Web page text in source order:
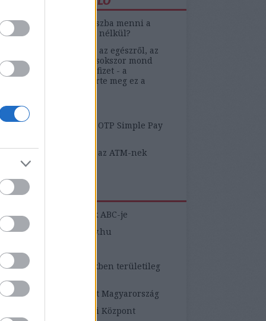
a fenébe tudok mínuszba menni a
hitelkeret nélkül?
Applenek fogalma sincs az egészről, az
szerint a call center sokszor mond
az Aegon nem fizet - a
vajon mennyire érte meg ez a
bizonytalanság
ezerre szívatott meg az OTP Simple Pay
van ahhoz, hogy az ATM-nek
baja van???
LINKEK
fogalmak ABC-je
kérdésekben területileg
Fogyasztói Központ Magyarország
Fogyasztóvédelmi Központ